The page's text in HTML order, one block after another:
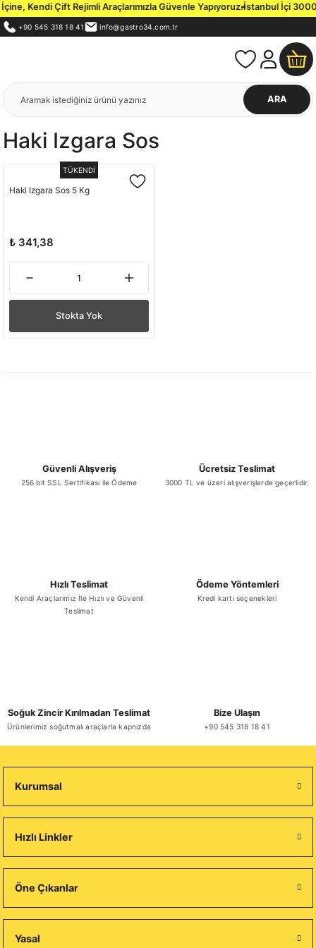
Kendi Çift Rejimli Araçlarımızla Güvenle Yapıyoruz.İstanbul İçi 3000
+90 545 318 18 41 info@gastro34.com.tr
ARA
Haki Izgara Sos
TÜKENDİ
Haki Izgara Sos 5 Kg
₺ 341,38
Stokta Yok
Güvenli Alışveriş
256 bit SSL Sertifikası ile Ödeme
Ücretsiz Teslimat
3000 TL ve üzeri alışverişlerde geçerlidir.
Hızlı Teslimat
Kendi Araçlarımız İle Hızlı ve Güvenli
Teslimat
Ödeme Yöntemleri
Kredi kartı seçenekleri
Soğuk Zincir Kırılmadan Teslimat
Ürünlerimiz soğutmalı araçlarla kapnızda
Bize Ulaşın
+90 545 318 18 41
Kurumsal
Hızlı Linkler
Öne Çıkanlar
Yasal